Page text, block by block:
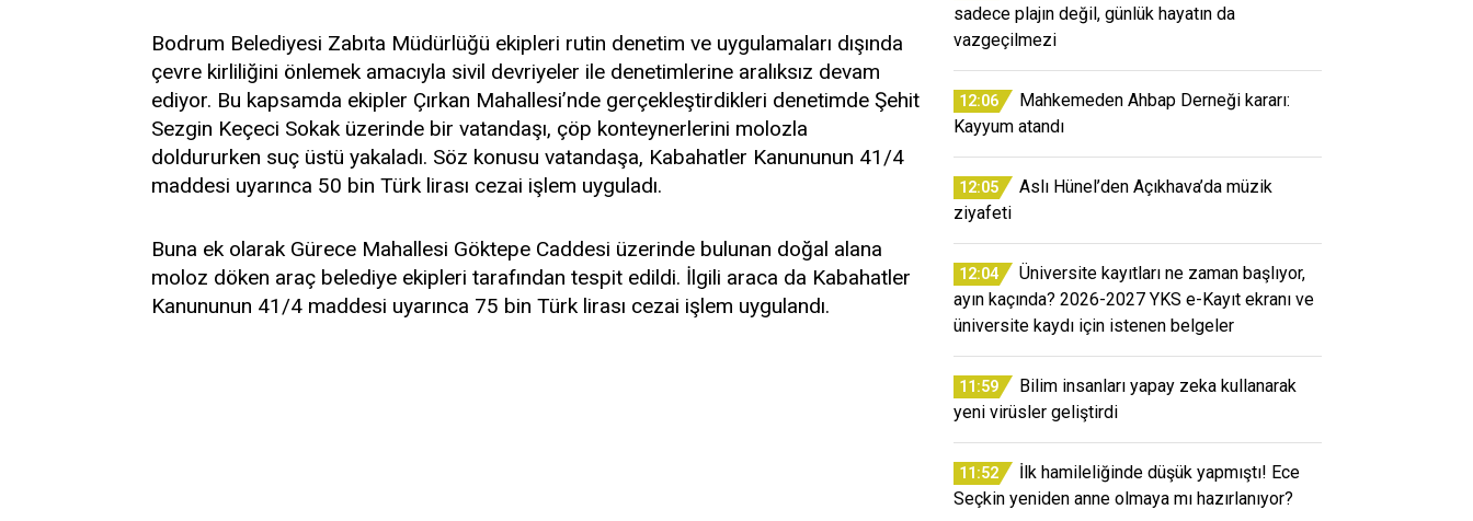
Bodrum Belediyesi Zabıta Müdürlüğü ekipleri rutin denetim ve uygulamaları dışında
çevre kirliliğini önlemek amacıyla sivil devriyeler ile denetimlerine aralıksız devam
ediyor. Bu kapsamda ekipler Çırkan Mahallesi’nde gerçekleştirdikleri denetimde Şehit
Sezgin Keçeci Sokak üzerinde bir vatandaşı, çöp konteynerlerini molozla
doldururken suç üstü yakaladı. Söz konusu vatandaşa, Kabahatler Kanununun 41/4
maddesi uyarınca 50 bin Türk lirası cezai işlem uyguladı.
Buna ek olarak Gürece Mahallesi Göktepe Caddesi üzerinde bulunan doğal alana
moloz döken araç belediye ekipleri tarafından tespit edildi. İlgili araca da Kabahatler
Kanununun 41/4 maddesi uyarınca 75 bin Türk lirası cezai işlem uygulandı.
sadece plajın değil, günlük hayatın da
vazgeçilmezi
12:06
Mahkemeden Ahbap Derneği kararı:
Kayyum atandı
12:05
Aslı Hünel’den Açıkhava’da müzik
ziyafeti
12:04
Üniversite kayıtları ne zaman başlıyor,
ayın kaçında? 2026-2027 YKS e-Kayıt ekranı ve
üniversite kaydı için istenen belgeler
11:59
Bilim insanları yapay zeka kullanarak
yeni virüsler geliştirdi
11:52
İlk hamileliğinde düşük yapmıştı! Ece
Seçkin yeniden anne olmaya mı hazırlanıyor?